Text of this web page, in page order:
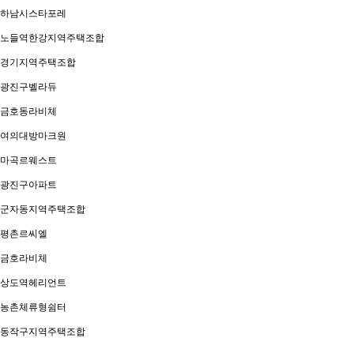
하남시스타포레
노들역한강지역주택조합
경기지역주택조합
광진구벨라듀
금호동라비체
여의대방마크원
마곡르웨스트
광진구아파트
군자동지역주택조합
평촌르씨엘
금호라비체
상도역헤리언트
농촌체류형쉼터
동작구지역주택조합